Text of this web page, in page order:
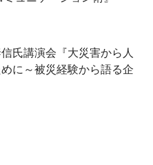
氏講演会『大災害から人
に～被災経験から語る企